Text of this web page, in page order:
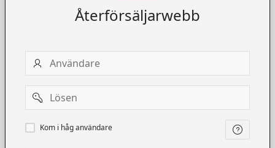
Återförsäljarwebb
Användare
Password
Kom
i
Kom i håg användare